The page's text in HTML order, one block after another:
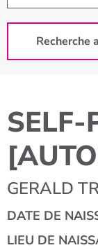
Recherche
SELF-
GERALD
DATE DE
LIEU DE